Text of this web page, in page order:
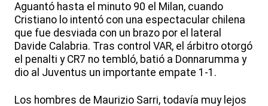
Aguantó hasta el minuto 90 el Milan, cuando
Cristiano lo intentó con una espectacular chilena
que fue desviada con un brazo por el lateral
Davide Calabria. Tras control VAR, el árbitro otorgó
el penalti y CR7 no tembló, batió a Donnarumma y
dio al Juventus un importante empate 1-1.
Los hombres de Maurizio Sarri, todavía muy lejos